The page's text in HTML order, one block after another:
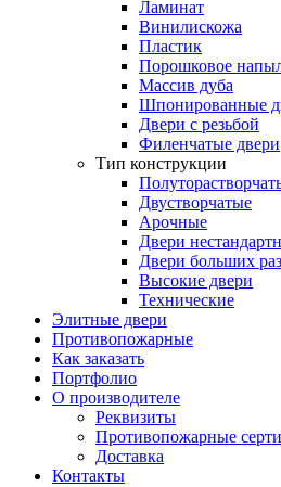
Ламинат
Винилискожа
Пластик
Порошковое
Массив дуба
Шпонированные
Двери с резьбой
Филенчатые двери
Тип конструкции
Двустворчатые
Арочные
Двери
Двери больших
Высокие двери
Технические
Элитные двери
Противопожарные
Как заказать
Портфолио
О производителе
Реквизиты
Противопожарные
Доставка
Контакты